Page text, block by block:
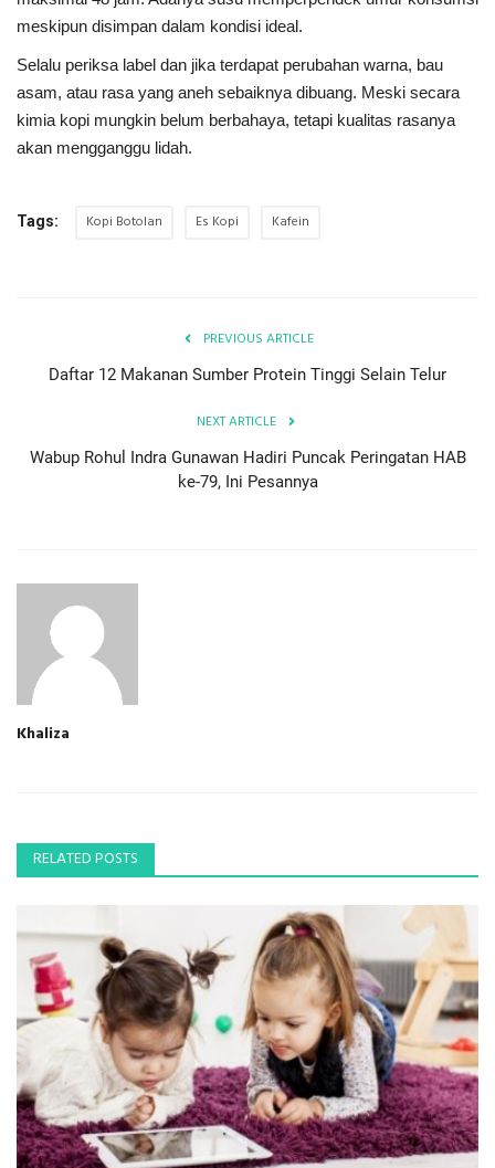
meskipun disimpan dalam kondisi ideal.
Selalu periksa label dan jika terdapat perubahan warna, bau
asam, atau rasa yang aneh sebaiknya dibuang. Meski secara
kimia kopi mungkin belum berbahaya, tetapi kualitas rasanya
akan mengganggu lidah.
Tags: Kopi Botolan Es Kopi Kafein
PREVIOUS ARTICLE
Daftar 12 Makanan Sumber Protein Tinggi Selain Telur
NEXT ARTICLE
Wabup Rohul Indra Gunawan Hadiri Puncak Peringatan HAB
ke-79, Ini Pesannya
Khaliza
RELATED POSTS